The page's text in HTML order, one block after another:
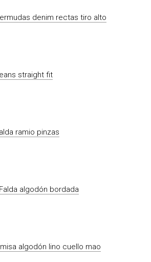
denim rectas tiro alto
straight fit
ramio pinzas
algodón bordada
algodón lino cuello mao